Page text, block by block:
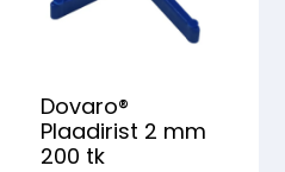
Dovaro®
Plaadirist 2 mm
200 tk